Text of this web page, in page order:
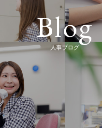
Blog
人事ブログ